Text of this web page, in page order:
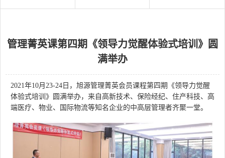
咨
询
管理菁英课第四期《领导力觉醒体验式培训》圆
满举办
2021年10月 23-24 日，旭源管理菁英会员课程第 四期《领导力觉醒
体验式培训 》圆满举办，来自高新技术、保险经纪、住产科技、高
端医疗、物业、国际物流等知名企业的中高层管理者齐聚一堂。